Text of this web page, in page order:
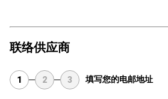
联络供应商
1 2 3 填写您的电邮地址